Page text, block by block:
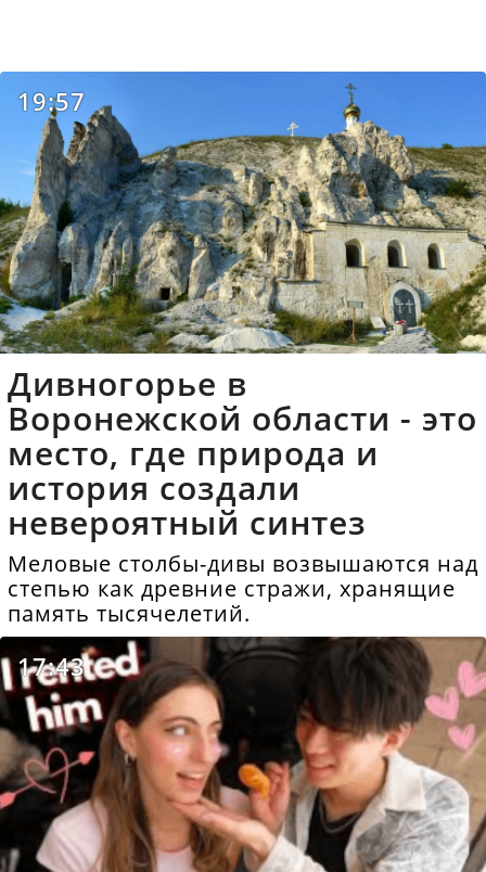
19:57
Дивногорье в
Воронежской области - это
место, где природа и
история создали
невероятный синтез
Меловые столбы-дивы возвышаются над
степью как древние стражи, хранящие
память тысячелетий.
17:43